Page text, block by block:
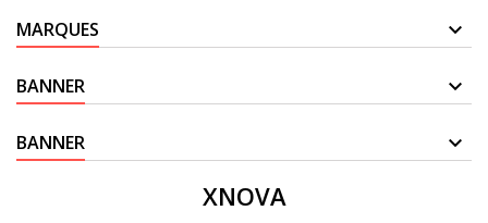
MARQUES
BANNER
BANNER
XNOVA